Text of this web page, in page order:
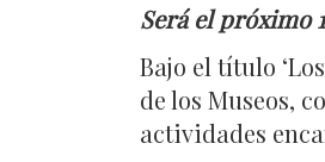
Será el próximo
Bajo el título
de los Museos,
actividades